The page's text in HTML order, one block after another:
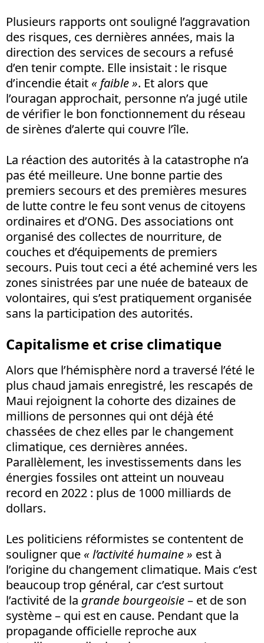
Plusieurs rapports ont souligné l’aggravation
des risques, ces dernières années, mais la
direction des services de secours a refusé
d’en tenir compte. Elle insistait : le risque
d’incendie était « faible ». Et alors que
l’ouragan approchait, personne n’a jugé utile
de vérifier le bon fonctionnement du réseau
de sirènes d’alerte qui couvre l’île.
La réaction des autorités à la catastrophe n’a
pas été meilleure. Une bonne partie des
premiers secours et des premières mesures
de lutte contre le feu sont venus de citoyens
ordinaires et d’ONG. Des associations ont
organisé des collectes de nourriture, de
couches et d’équipements de premiers
secours. Puis tout ceci a été acheminé vers les
zones sinistrées par une nuée de bateaux de
volontaires, qui s’est pratiquement organisée
sans la participation des autorités.
Capitalisme et crise climatique
Alors que l’hémisphère nord a traversé l’été le
plus chaud jamais enregistré, les rescapés de
Maui rejoignent la cohorte des dizaines de
millions de personnes qui ont déjà été
chassées de chez elles par le changement
climatique, ces dernières années.
Parallèlement, les investissements dans les
énergies fossiles ont atteint un nouveau
record en 2022 : plus de 1000 milliards de
dollars.
Les politiciens réformistes se contentent de
souligner que « l’activité humaine » est à
l’origine du changement climatique. Mais c’est
beaucoup trop général, car c’est surtout
l’activité de la grande bourgeoisie– et de son
système – qui est en cause. Pendant que la
propagande officielle reproche aux